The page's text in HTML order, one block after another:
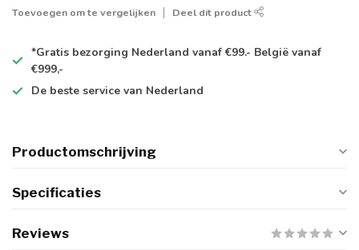
Toevoegen om te vergelijken Deel dit product
*Gratis bezorging Nederland vanaf €99.- België vanaf
€999,-
De beste service van Nederland
Productomschrijving
Specificaties
Reviews